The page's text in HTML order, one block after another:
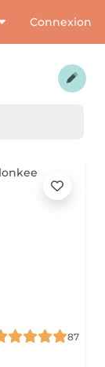
Connexion
87